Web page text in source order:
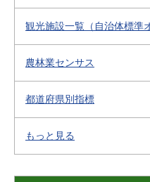
観光施設一覧（自治体標準
農林業センサス
都道府県別指標
もっと見る